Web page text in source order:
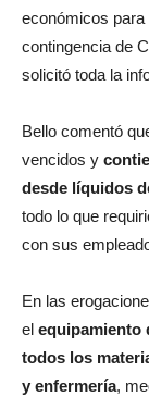
económicos
contingencia de
solicitó toda la
Bello comentó
vencidos y
desde líquidos
todo lo que
con sus
En las
el equipamiento
todos los
y enfermería,